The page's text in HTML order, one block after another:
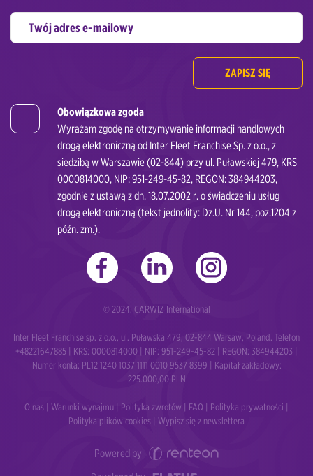
ZAPISZ SIĘ
Obowiązkowa zgoda
Wyrażam zgodę na otrzymywanie informacji handlowych
drogą elektroniczną od Inter Fleet Franchise Sp. z o.o., z
siedzibą w Warszawie (02-844) przy ul. Puławskiej 479, KRS
0000814000, NIP: 951-249-45-82, REGON: 384944203,
zgodnie z ustawą z dn. 18.07.2002 r. o świadczeniu usług
drogą elektroniczną (tekst jednolity: Dz.U. Nr 144, poz.1204 z
późn. zm.).
© 2024. CARWIZ International
Inter Fleet Franchise sp. z o.o., ul. Puławska 479, 02-844 Warsaw, Poland. Telefon
+48221647885 | KRS: 0000814000 | NIP: 951-249-45-82 | REGON: 384944203 |
Numer konta: PL12 1240 1037 1111 0010 9537 8399 | Kapitał zakładowy:
225.000,00 PLN
O nas Warunki wynajmu Polityka zwrotów FAQ Polityka prywatności
Polityka plików cookies
Wypisz się z newslettera
Powered by